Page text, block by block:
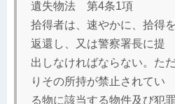
遺失物法 第4条1項
拾得者は、速やかに、拾得
返還し、又は警察署長に提
出しなければならない。た
りその所持が禁止されてい
る物に該当する物件及び犯